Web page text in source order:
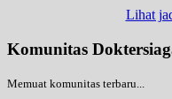
Lihat
Komunitas
Memuat komunitas terbaru...